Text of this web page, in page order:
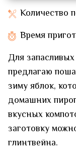
Количество
Время
Для
предлагаю
зиму яблок,
домашних
вкусных
заготовку
глинтвейна.